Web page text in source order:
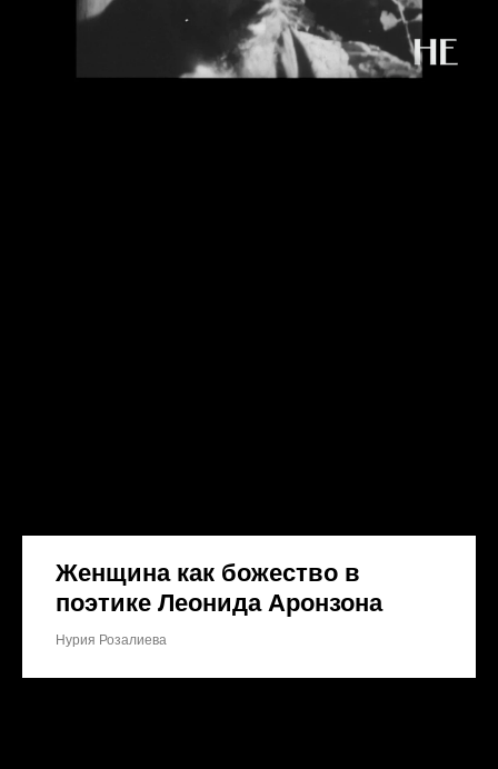
Женщина как божество в
поэтике Леонида Аронзона
Нурия Розалиева